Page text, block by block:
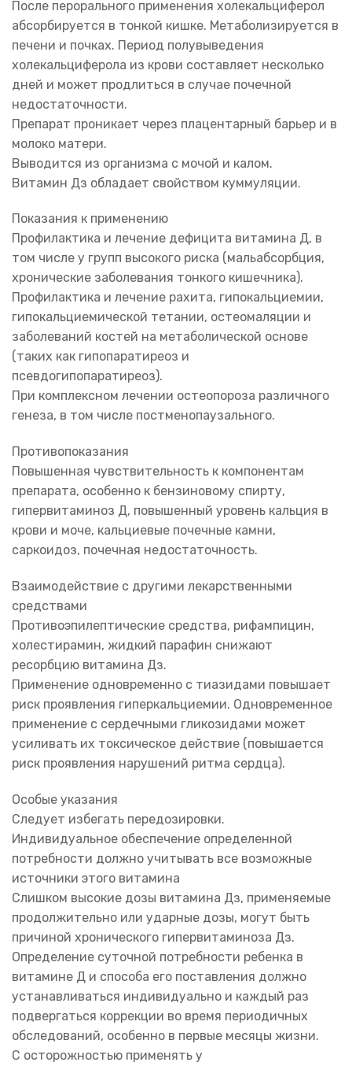
После перорального применения холекальциферол
абсорбируется в тонкой кишке. Метаболизируется в
печени и почках. Период полувыведения
холекальциферола из крови составляет несколько
дней и может продлиться в случае почечной
недостаточности.
Препарат проникает через плацентарный барьер и в
молоко матери.
Выводится из организма с мочой и калом.
Витамин Дз обладает свойством куммуляции.
Показания к применению
Профилактика и лечение дефицита витамина Д, в
том числе у групп высокого риска (мальабсорбция,
хронические заболевания тонкого кишечника).
Профилактика и лечение рахита, гипокальциемии,
гипокальциемической тетании, остеомаляции и
заболеваний костей на метаболической основе
(таких как гипопаратиреоз и
псевдогипопаратиреоз).
При комплексном лечении остеопороза различного
генеза, в том числе постменопаузального.
Противопоказания
Повышенная чувствительность к компонентам
препарата, особенно к бензиновому спирту,
гипервитаминоз Д, повышенный уровень кальция в
крови и моче, кальциевые почечные камни,
саркоидоз, почечная недостаточность.
Взаимодействие с другими лекарственными
средствами
Противоэпилептические средства, рифампицин,
холестирамин, жидкий парафин снижают
ресорбцию витамина Дз.
Применение одновременно с тиазидами повышает
риск проявления гиперкальциемии. Одновременное
применение с сердечными гликозидами может
усиливать их токсическое действие (повышается
риск проявления нарушений ритма сердца).
Особые указания
Следует избегать передозировки.
Индивидуальное обеспечение определенной
потребности должно учитывать все возможные
источники этого витамина
Слишком высокие дозы витамина Дз, применяемые
продолжительно или ударные дозы, могут быть
причиной хронического гипервитаминоза Дз.
Определение суточной потребности ребенка в
витамине Д и способа его поставления должно
устанавливаться индивидуально и каждый раз
подвергаться коррекции во время периодичных
обследований, особенно в первые месяцы жизни.
С осторожностью применять у